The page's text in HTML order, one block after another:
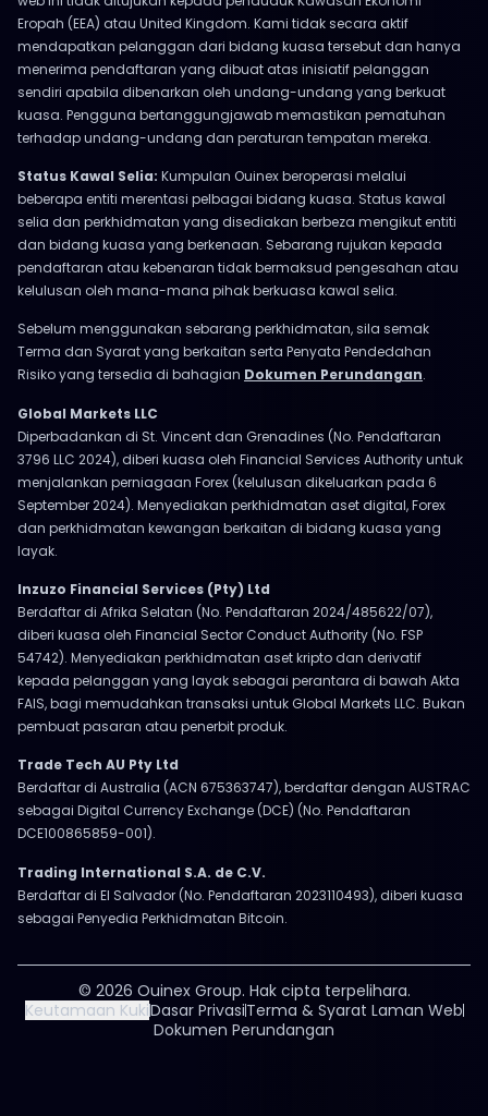
Eropah (EEA) atau United Kingdom. Kami tidak secara aktif
mendapatkan pelanggan dari bidang kuasa tersebut dan hanya
menerima pendaftaran yang dibuat atas inisiatif pelanggan
sendiri apabila dibenarkan oleh undang-undang yang berkuat
kuasa. Pengguna bertanggungjawab memastikan pematuhan
terhadap undang-undang dan peraturan tempatan mereka.
Status Kawal Selia: Kumpulan Ouinex beroperasi melalui
beberapa entiti merentasi pelbagai bidang kuasa. Status kawal
selia dan perkhidmatan yang disediakan berbeza mengikut entiti
dan bidang kuasa yang berkenaan. Sebarang rujukan kepada
pendaftaran atau kebenaran tidak bermaksud pengesahan atau
kelulusan oleh mana-mana pihak berkuasa kawal selia.
Sebelum menggunakan sebarang perkhidmatan, sila semak
Terma dan Syarat yang berkaitan serta Penyata Pendedahan
Risiko yang tersedia di bahagian Dokumen Perundangan.
Global Markets LLC
Diperbadankan di St. Vincent dan Grenadines (No. Pendaftaran
3796 LLC 2024), diberi kuasa oleh Financial Services Authority untuk
menjalankan perniagaan Forex (kelulusan dikeluarkan pada 6
September 2024). Menyediakan perkhidmatan aset digital, Forex
dan perkhidmatan kewangan berkaitan di bidang kuasa yang
layak.
Inzuzo Financial Services (Pty) Ltd
Berdaftar di Afrika Selatan (No. Pendaftaran 2024/485622/07),
diberi kuasa oleh Financial Sector Conduct Authority (No. FSP
54742). Menyediakan perkhidmatan aset kripto dan derivatif
kepada pelanggan yang layak sebagai perantara di bawah Akta
FAIS, bagi memudahkan transaksi untuk Global Markets LLC. Bukan
pembuat pasaran atau penerbit produk.
Trade Tech AU Pty Ltd
Berdaftar di Australia (ACN 675363747), berdaftar dengan AUSTRAC
sebagai Digital Currency Exchange (DCE) (No. Pendaftaran
DCE100865859-001).
Trading International S.A. de C.V.
Berdaftar di El Salvador (No. Pendaftaran 2023110493), diberi kuasa
sebagai Penyedia Perkhidmatan Bitcoin.
© 2026 Ouinex Group. Hak cipta terpelihara.
Keutamaan KukiDasar PrivasiTerma & Syarat Laman Web
Dokumen Perundangan